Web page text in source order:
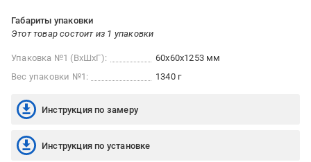
Габариты упаковки
Этот товар состоит из 1 упаковки
Упаковка №1 (ВхШхГ):
60x60x1253 мм
Вес упаковки №1:
1340 г
Инструкция по замеру
Инструкция по установке